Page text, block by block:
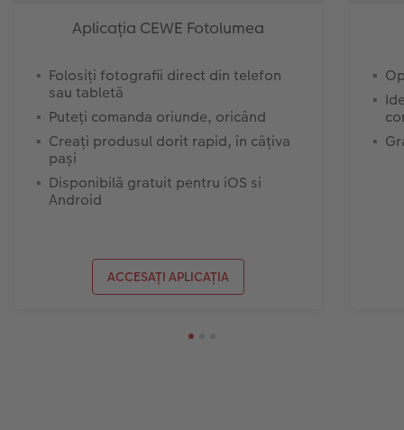
Aplicația CEWE Fotolumea
Folosiți fotografii direct din telefon
sau tabletă
Puteți comanda oriunde, oricând
Creați produsul dorit rapid, în câțiva
pași
Disponibilă gratuit pentru iOS si
Android
ACCESAȚI APLICAȚIA